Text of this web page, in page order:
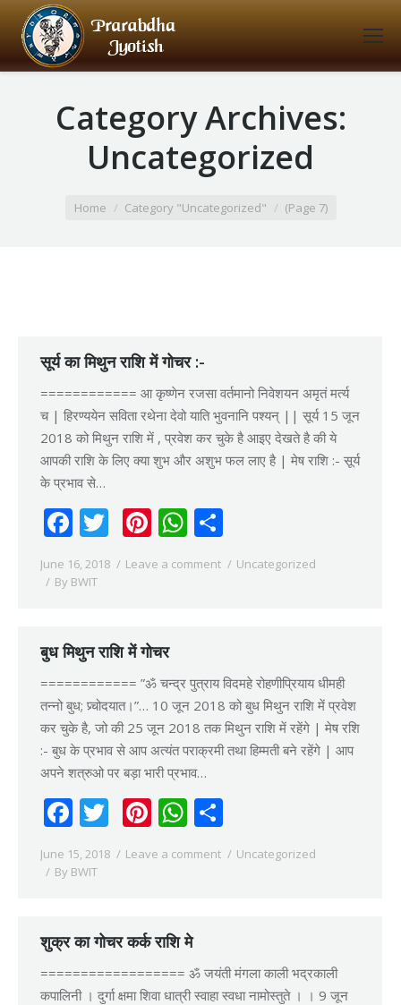
Category Archives:
Uncategorized
Home Category "Uncategorized" (Page 7)
सूर्य का मिथुन राशि में गोचर :-
============ आ कृष्णेन रजसा वर्तमानो निवेशयन अमृतं मर्त्य
च | हिरण्ययेन सविता रथेना देवो याति भुवनानि पश्यन् || सूर्य 15 जून
2018 को मिथुन राशि में , प्रवेश कर चुके है आइए देखते है की ये
आपकी राशि के लिए क्या शुभ और अशुभ फल लाए है | मेष राशि :- सूर्य
के प्रभाव से…
Facebook
Twitter
Pinterest
WhatsApp
June 16, 2018 Leave a comment
Uncategorized
By BWIT
बुध मिथुन राशि में गोचर
============ ”ॐ चन्द्र पुत्राय विदमहे रोहणीप्रियाय धीमही
तन्नो बुध; प्र्चोदयात।”… 10 जून 2018 को बुध मिथुन राशि में प्रवेश
कर चुके है, जो की 25 जून 2018 तक मिथुन राशि में रहेंगे | मेष रशि
:- बुध के प्रभाव से आप अत्यंत पराक्रमी तथा हिम्मती बने रहेंगे | आप
अपने शत्रुओ पर बड़ा भारी प्रभाव…
Facebook
Twitter
Pinterest
WhatsApp
June 15, 2018 Leave a comment
Uncategorized
By BWIT
शुक्र का गोचर कर्क राशि मे
================== ॐ जयंती मंगला काली भद्रकाली
कपालिनी । दुर्गा क्षमा शिवा धात्री स्वाहा स्वधा नामोस्तुते । । 9 जून